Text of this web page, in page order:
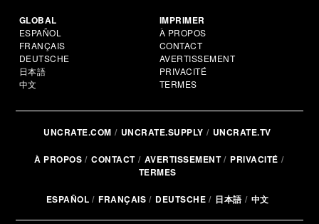
GLOBAL
ESPAÑOL
FRANÇAIS
DEUTSCHE
日本語
中文
IMPRIMER
À PROPOS
CONTACT
AVERTISSEMENT
PRIVACITÉ
TERMES
UNCRATE.COM UNCRATE.SUPPLY UNCRATE.TV
À PROPOS CONTACT AVERTISSEMENT
PRIVACITÉ
TERMES
ESPAÑOL FRANÇAIS DEUTSCHE 日本語 中文